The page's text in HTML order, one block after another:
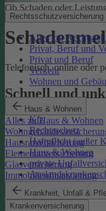
Rechtsschutzversicherung
Alles zur
Privat, Beruf und
Privat und Beruf
Verkehr
Wohnen und
Haus & Wohnen
Alles zu Haus & Wohnen
Hausratversicherung
Elementarversicherung
Glasversicherung
Immobilienfinanzierung
Krankheit, Unfall &
Krankenversicherung
Ob Schaden oder
Telefonisch, online oder
Schnell und
Kfz
Rechtsschutz
Haftpflicht (außer
Haus & Wohnen
private
Reiserücktritt
Reisegepäck